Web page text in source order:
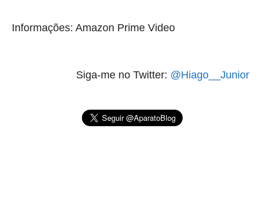
Informações: Amazon Prime Video
Siga-me no Twitter: @Hiago__Junior